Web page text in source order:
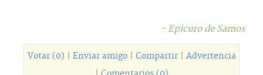
- Epicuro de Samos
Votar (0) Enviar amigo| Compartir| Advertencia